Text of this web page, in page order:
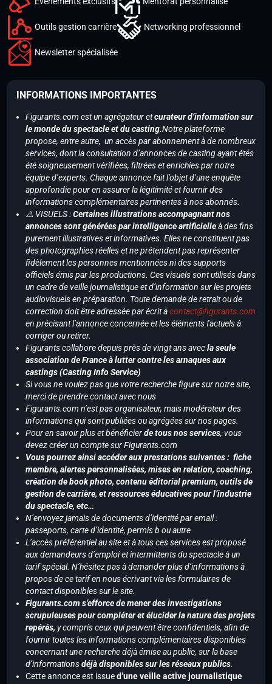
Outils gestion carrière Networking professionnel
Newsletter spécialisée
INFORMATIONS IMPORTANTES
Figurants.com est un agrégateur etcurateur d’information sur
le monde du spectacle et du casting.Notre plateforme
propose, entre autre, un accès par abonnement à de nombreux
services, dont la consultation d’annonces de casting ayant étés
été soigneusement vérifiées, filtrées et enrichies par notre
équipe d’experts. Chaque annonce fait l’objet d’une enquête
approfondie pour en assurer la légitimité et fournir des
informations complémentaires pertinentes à nos abonnés.
⚠️ VISUELS :Certaines illustrations accompagnant nos
annonces sont générées par intelligence artificielleà des fins
purement illustratives et informatives. Elles ne constituent pas
des photographies réelles et ne prétendent pas représenter
fidèlement les personnes mentionnées ni des supports
officiels émis par les productions. Ces visuels sont utilisés dans
un cadre de veille journalistique et d’information sur les projets
audiovisuels en préparation. Toute demande de retrait ou de
correction doit être adressée par écrit àcontact@figurants.com
en précisant l’annonce concernée et les éléments factuels à
corriger ou retirer.
Figurants collabore depuis près de vingt ans avecla seule
association de France à lutter contre les arnaques aux
castings (Casting Info Service)
Si vous ne voulez pas que votre recherche figure sur notre site,
merci de prendre contact avec nous
Figurants.com n’est pas organisateur, mais modérateur des
informations qui sont publiées ou agrégées sur nos pages.
Pour en savoir plus et bénéficierde tous nos services, vous
devez créer un compte sur Figurants.com
Vous pourrez ainsi accéder aux prestations suivantes : fiche
membre, alertes personnalisées, mises en relation, coaching,
création de book photo, contenu éditorial premium, outils de
gestion de carrière, et ressources éducatives pour l’industrie
du spectacle, etc…
N’envoyez jamais de documents d’identité par email :
passeports, carte d’identité, permis b ou autre
L’accès préférentiel au site et à tous ces services est proposé
aux demandeurs d’emploi et intermittents du spectacle à un
tarif spécial. N’hésitez pas à demander plus d’informations à
propos de ce tarif en nous écrivant via les formulaires de
contact disponibles sur le site.
Figurants.com s’efforce de mener des investigations
scrupuleuses pour compléter et élucider la nature des projets
repérés, y compris ceux qui peuvent être confidentiels, afin de
fournir toutes les informations complémentaires disponibles
concernant une recherche déjà émise au public, sur la base
d’informationsdéjà disponibles sur les réseaux publics.
Cette annonce est issued’une veille active journalistique